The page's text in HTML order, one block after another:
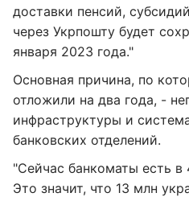
доставки пенсий,
через Укрпошту будет
января 2023 года."
Основная причина, по
отложили на два года, -
инфраструктуры и
банковских отделений.
"Сейчас банкоматы есть в
Это значит, что 13 млн